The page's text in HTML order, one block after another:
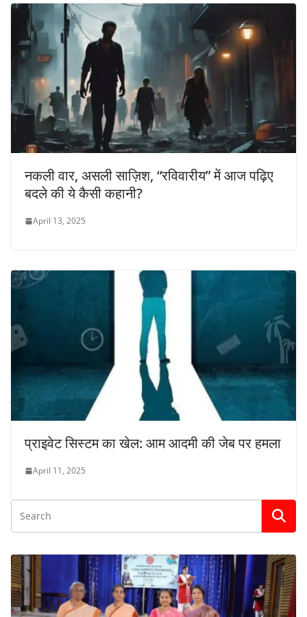
नकली वार, असली साज़िश, “रविवारीय” में आज पढ़िए
बदले की ये कैसी कहानी?
April 13, 2025
प्राइवेट सिस्टम का खेल: आम आदमी की जेब पर हमला
April 11, 2025